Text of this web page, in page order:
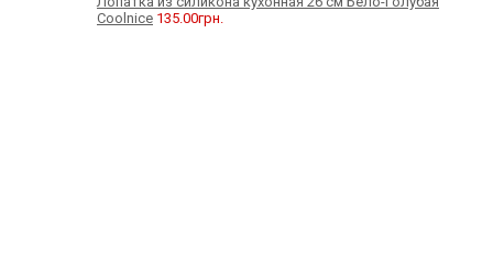
Coolnice 135.00грн.